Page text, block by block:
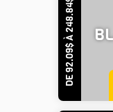
DE 92.09$ À 248.84$